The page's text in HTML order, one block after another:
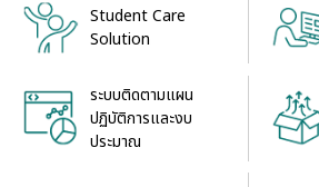
Student Care
Solution
ระบบติดตามแผน
ปฏิบัติการและงบ
ประมาณ